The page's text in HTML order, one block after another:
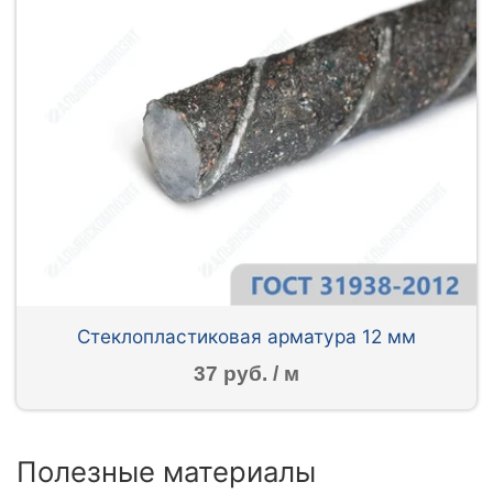
Стеклопластиковая арматура 12 мм
37 руб. / м
Полезные материалы